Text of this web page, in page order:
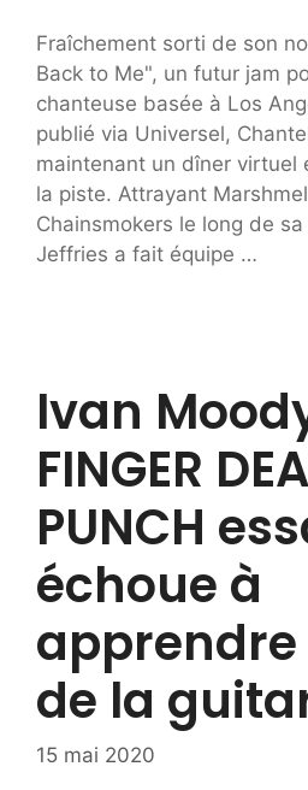
Fraîchement sorti de son
Back to Me", un futur jam
chanteuse basée à Los
publié via Universel,
maintenant un dîner virtuel
la piste. Attrayant
Chainsmokers le long de
Jeffries a fait équipe …
Ivan
FINGER
PUNCH
échoue à
de la
15 mai 2020